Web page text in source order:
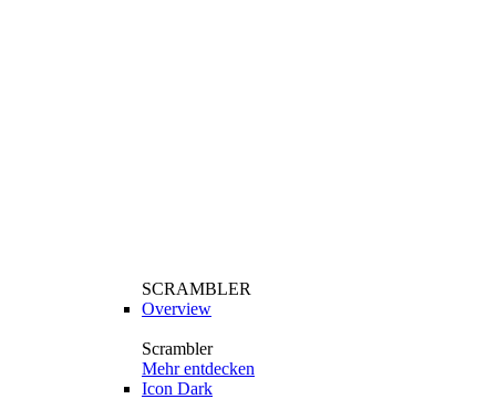
SCRAMBLER
Overview
Scrambler
Mehr entdecken
Icon Dark